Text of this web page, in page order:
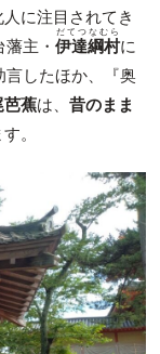
に注目されてき
藩主・ 伊達綱村
だてつなむら
に
言したほか、『奥
芭蕉は、 昔のまま
。